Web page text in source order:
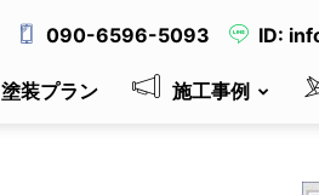
090-6596-5093 ID:
塗装プラン 施工事例